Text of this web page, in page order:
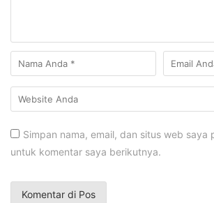
Simpan nama, email, dan situs web saya
untuk komentar saya berikutnya.